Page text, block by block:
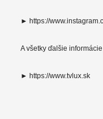
► https://
A všetky ďalšie
► https://www.tvlux.sk